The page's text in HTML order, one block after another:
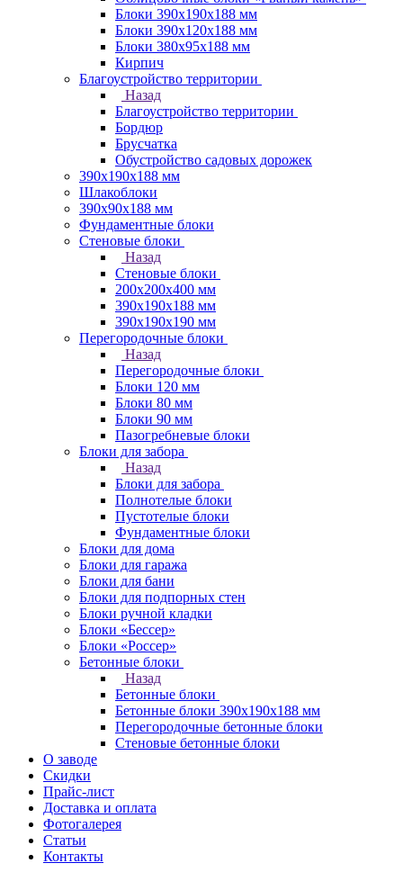
Блоки 390х190х188 мм
Блоки 390х120х188 мм
Блоки 380х95х188 мм
Кирпич
Благоустройство территории
Назад
Благоустройство территории
Бордюр
Брусчатка
Обустройство садовых дорожек
390х190х188 мм
Шлакоблоки
390х90х188 мм
Фундаментные блоки
Стеновые блоки
Назад
Стеновые блоки
200х200х400 мм
390х190х188 мм
390х190х190 мм
Перегородочные блоки
Назад
Перегородочные блоки
Блоки 120 мм
Блоки 80 мм
Блоки 90 мм
Пазогребневые блоки
Блоки для забора
Назад
Блоки для забора
Полнотелые блоки
Пустотелые блоки
Фундаментные блоки
Блоки для дома
Блоки для гаража
Блоки для бани
Блоки для подпорных стен
Блоки ручной кладки
Блоки «Бессер»
Блоки «Россер»
Бетонные блоки
Назад
Бетонные блоки
Бетонные блоки 390х190х188 мм
Перегородочные бетонные блоки
Стеновые бетонные блоки
О заводе
Скидки
Прайс-лист
Доставка и оплата
Фотогалерея
Статьи
Контакты